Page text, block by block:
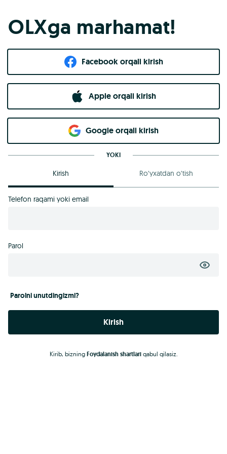
OLXga marhamat!
Facebook orqali kirish​
Apple orqali kirish
Goo​g​le orqali kirish
YOKI
Kirish Ro‘yxatdan o‘tish
Telefon raqami yoki email
Parol
Parolni unutdingizmi?
Kirish
Kirib, bizning Foydalanish shartlariqabul qilasiz.